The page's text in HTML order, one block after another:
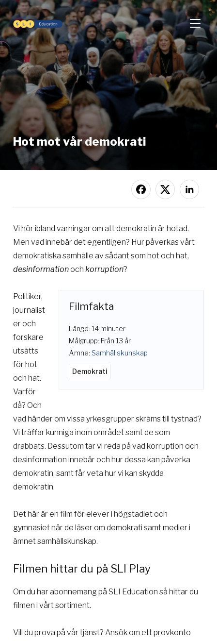
SLÅ
Hot mot vår demokrati
Vi hör ibland varningar om att demokratin är hotad.
Men vad innebär det egentligen? Hur påverkas vårt
demokratiska samhälle av sådant som hot och hat,
desinformationoch korruption?
Filmfakta
Längd: 14 minuter
Målgrupp: Från 13 år
Ämne: Samhällskunskap
Demokrati
Politiker,
journalist
er och
forskare
utsätts
för hot
och hat.
Varför
då? Och
vad händer om vissa yrkesgrupper skräms till tystnad?
Vi träffar kunniga inom området samt de som
drabbats. Dessutom tar vi reda på vad korruption och
desinformation innebär och hur dessa kan påverka
demokratin, samt får veta hur vi kan skydda
demokratin.
Det här är en film för elever i högstadiet och
gymnasiet när de läser om demokrati samt medier i
ämnet samhällskunskap.
Filmen hittar du på SLI Play
Om du har abonnemang på SLI Education så hittar du
filmen i vårt sortiment.
Vill du prova på vår tjänst? Ansök om ett provkonto